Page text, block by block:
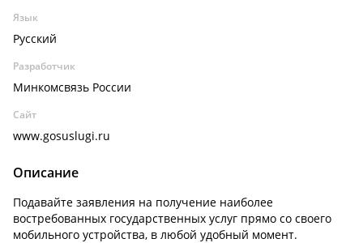
Язык
Русский
Разработчик
Минкомсвязь России
Сайт
www.gosuslugi.ru
Описание
Подавайте заявления на получение наиболее
востребованных государственных услуг прямо со своего
мобильного устройства, в любой удобный момент.